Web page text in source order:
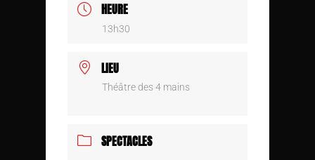
HEURE
13h30
LIEU
Théâtre des 4 mains
SPECTACLES